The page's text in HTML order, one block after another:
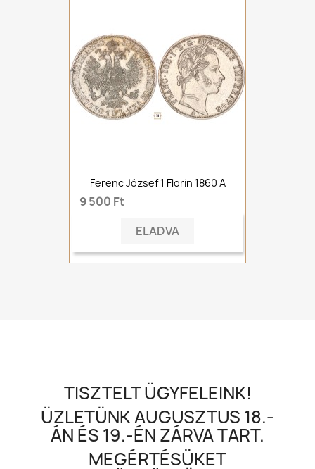
Ferenc József 1 Florin 1860 A
9 500 Ft
ELADVA
TISZTELT ÜGYFELEINK!
ÜZLETÜNK AUGUSZTUS 18.-
ÁN ÉS 19.-ÉN ZÁRVA TART.
MEGÉRTÉSÜKET